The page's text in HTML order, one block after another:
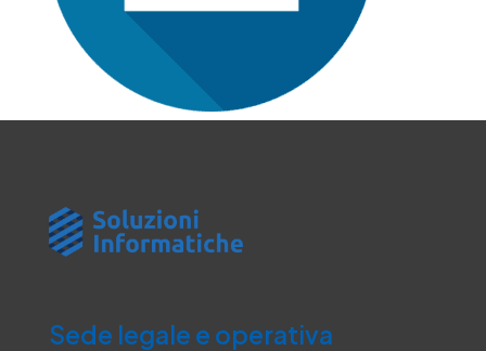
Sede legale e operativa